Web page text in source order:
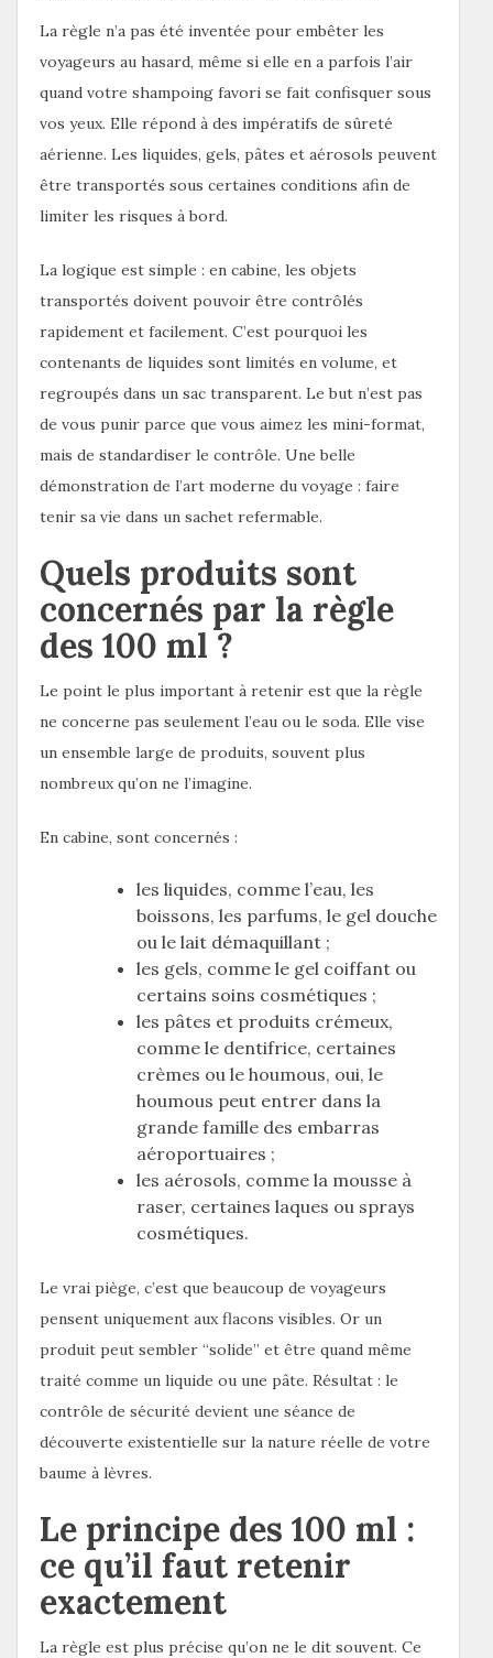
La règle n’a pas été inventée pour embêter les
voyageurs au hasard, même si elle en a parfois l’air
quand votre shampoing favori se fait confisquer sous
vos yeux. Elle répond à des impératifs de sûreté
aérienne. Les liquides, gels, pâtes et aérosols peuvent
être transportés sous certaines conditions afin de
limiter les risques à bord.
La logique est simple : en cabine, les objets
transportés doivent pouvoir être contrôlés
rapidement et facilement. C’est pourquoi les
contenants de liquides sont limités en volume, et
regroupés dans un sac transparent. Le but n’est pas
de vous punir parce que vous aimez les mini-format,
mais de standardiser le contrôle. Une belle
démonstration de l’art moderne du voyage : faire
tenir sa vie dans un sachet refermable.
Quels produits sont
concernés par la règle
des 100 ml ?
Le point le plus important à retenir est que la règle
ne concerne pas seulement l’eau ou le soda. Elle vise
un ensemble large de produits, souvent plus
nombreux qu’on ne l’imagine.
En cabine, sont concernés :
les liquides, comme l’eau, les
boissons, les parfums, le gel douche
ou le lait démaquillant ;
les gels, comme le gel coiffant ou
certains soins cosmétiques ;
les pâtes et produits crémeux,
comme le dentifrice, certaines
crèmes ou le houmous, oui, le
houmous peut entrer dans la
grande famille des embarras
aéroportuaires ;
les aérosols, comme la mousse à
raser, certaines laques ou sprays
cosmétiques.
Le vrai piège, c’est que beaucoup de voyageurs
pensent uniquement aux flacons visibles. Or un
produit peut sembler “solide” et être quand même
traité comme un liquide ou une pâte. Résultat : le
contrôle de sécurité devient une séance de
découverte existentielle sur la nature réelle de votre
baume à lèvres.
Le principe des 100 ml :
ce qu’il faut retenir
exactement
La règle est plus précise qu’on ne le dit souvent. Ce